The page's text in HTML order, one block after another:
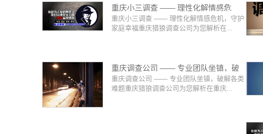
重庆小三调查 —— 理性化解情感危
机，守护家庭幸福
重庆小三调查 —— 理性化解情感危机，守护
家庭幸福重庆猎狼调查公司为您解析在...
重庆调查公司 —— 专业团队坐镇，破
解各类难题
重庆调查公司 —— 专业团队坐镇，破解各类
难题重庆猎狼调查公司为您解析在重庆...